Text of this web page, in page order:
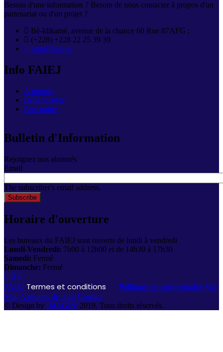
Besoin d'une information ? Besoin de nous contacter à propos d'un
partenariat ou d'un projet ?
Bè-klikamé, avenue de la chance 60 Rue 87AFG ;
(+228) +228 22 25 39 39
info@faiej.tg
Info FAIEJ
A propos
Bénéficiaires
Partenaires
Bulletin d'Information
Rejoignez nos abonnés
Email
The subscriber's email address.
Horaire d'ouverture
Les bureaux du FAIEJ sont ouverts de lundi à vendredi
Lundi-Vendredi: 7h00 à 12h00 et de 14h30 à 17h30
Samedi: Fermé
Dimanche: Fermé
FAIEJ Termes et conditions Politique de confidentialité Site
Map A propos de nous Contact
© Design by IMAGIN' 2019. Tous droits réservés.